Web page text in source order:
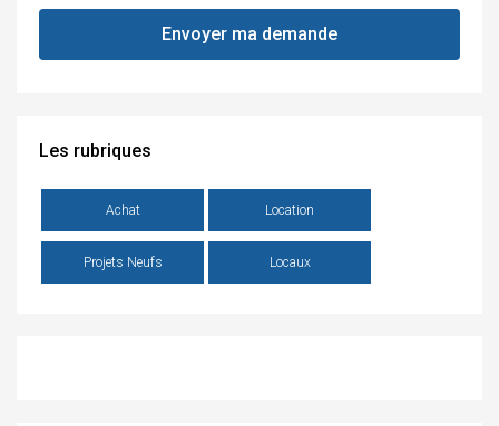
Les rubriques
Achat Location
Projets Neufs Locaux